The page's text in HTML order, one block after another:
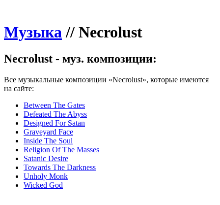
Музыка// Necrolust
Necrolust - муз. композиции:
Все музыкальные композиции «Necrolust», которые имеются
на сайте:
Between The Gates
Defeated The Abyss
Designed For Satan
Graveyard Face
Inside The Soul
Religion Of The Masses
Satanic Desire
Towards The Darkness
Unholy Monk
Wicked God